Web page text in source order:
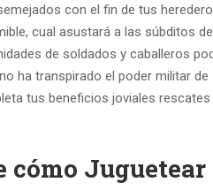
con el fin de tus
cual asustará a las súbditos
de soldados y caballeros
ha transpirado el poder militar
tus beneficios joviales
cómo